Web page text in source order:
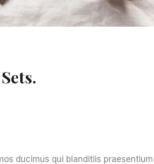
.
ducimus qui blanditiis praesentium